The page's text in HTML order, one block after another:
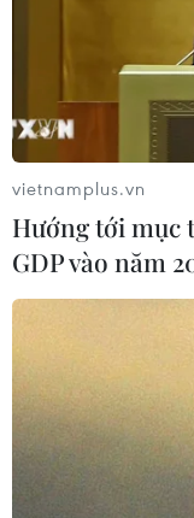
Cập nhật lợi
Thẻ tín dụng là thẻ
55 ngày hoặc
bạn dùng thẻ VIB
vietnamplus.vn
Hướng tới mục
GDP vào năm